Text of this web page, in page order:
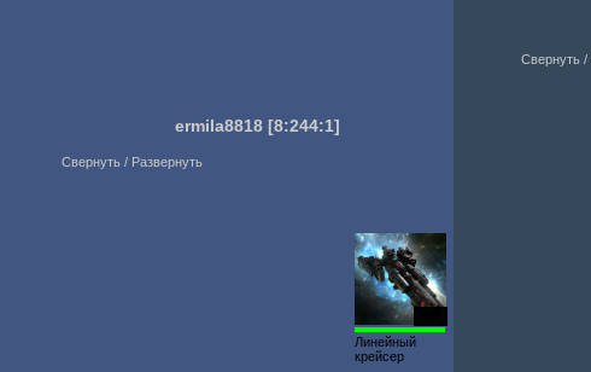
ermila8818 [8:244:1]
Свернуть / Развернуть
Линейный
крейсер
Свернуть /